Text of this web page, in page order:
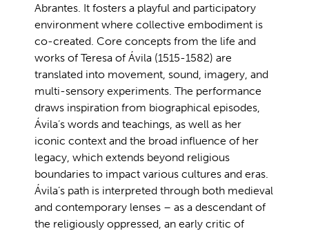
Abrantes. It fosters a playful and participatory
environment where collective embodiment is
co-created. Core concepts from the life and
works of Teresa of Ávila (1515-1582) are
translated into movement, sound, imagery, and
multi-sensory experiments. The performance
draws inspiration from biographical episodes,
Ávila’s words and teachings, as well as her
iconic context and the broad influence of her
legacy, which extends beyond religious
boundaries to impact various cultures and eras.
Ávila’s path is interpreted through both medieval
and contemporary lenses – as a descendant of
the religiously oppressed, an early critic of